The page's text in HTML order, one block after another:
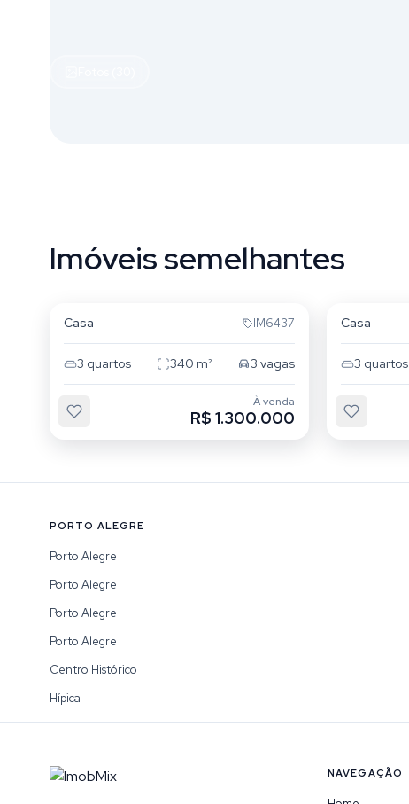
Imóveis semelhantes
Casa IM6437
3 quartos 340 m² 3 vagas
À venda
R$ 1.300.000
Casa
3 quartos
PORTO ALEGRE
Porto Alegre
Porto Alegre
Porto Alegre
Porto Alegre
Centro Histórico
Hípica
NAVEGAÇÃO